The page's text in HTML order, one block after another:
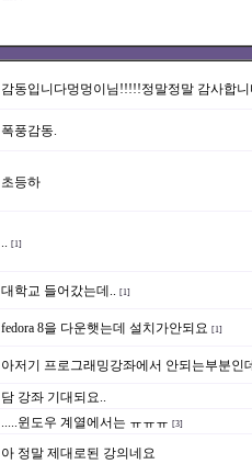
감동입니다멍멍이님!!!!!정말정말 감사합
폭풍감동.
초등하
.. [1]
대학교 들어갔는데.. [1]
fedora 8을 다운햇는데 설치가안되요 [1]
아저기 프로그래밍강좌에서 안되는부분인
담 강좌 기대되요..
.....윈도우 계열에서는 ㅠㅠㅠ [3]
아 정말 제대로된 강의네요